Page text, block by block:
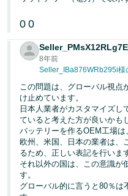
0 0
8年前
Seller_IBa876WRb295i様
この問題は、グローバル視点
け止めています。
日本人業者がカスタマイズし
ていると考えた方が良いかも
バッテリーを作るOEM工場は
欧州、米国、日本の業者は、
るため、正しい表記を行いま
それ以外の国は、この意識が
す。
グローバル的に言うと80％